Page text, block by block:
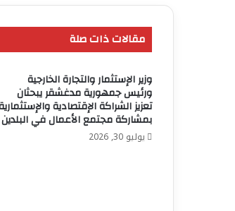
حاجاً
وحاجة
من
104
مقالات ذات صلة
وزير الإستثمار والتجارة الخارجية
ورئيس جمهورية مدغشقر يبحثان
تعزيز الشراكة الإقتصادية
بمشاركة مجتمع الأعمال في البلدين
يوليو 30, 2026